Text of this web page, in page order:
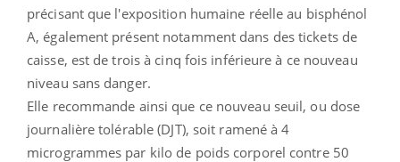
précisant que l'exposition humaine réelle au bisphénol
A, également présent notamment dans des tickets de
caisse, est de trois à cinq fois inférieure à ce nouveau
niveau sans danger.
Elle recommande ainsi que ce nouveau seuil, ou dose
journalière tolérable (DJT), soit ramené à 4
microgrammes par kilo de poids corporel contre 50